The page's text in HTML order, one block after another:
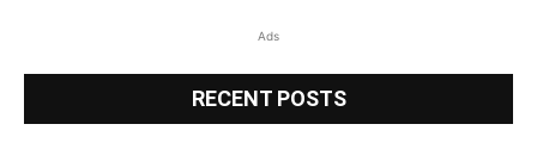
Ads
RECENT POSTS